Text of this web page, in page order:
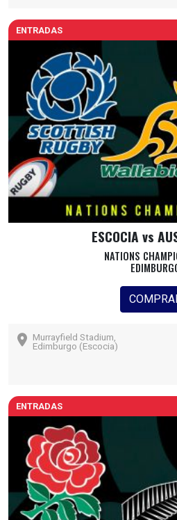
ENTRADAS
ESCOCIA vs
NATIONS
Murrayfield Stadium,
Edimburgo (Escocia)
ENTRADAS